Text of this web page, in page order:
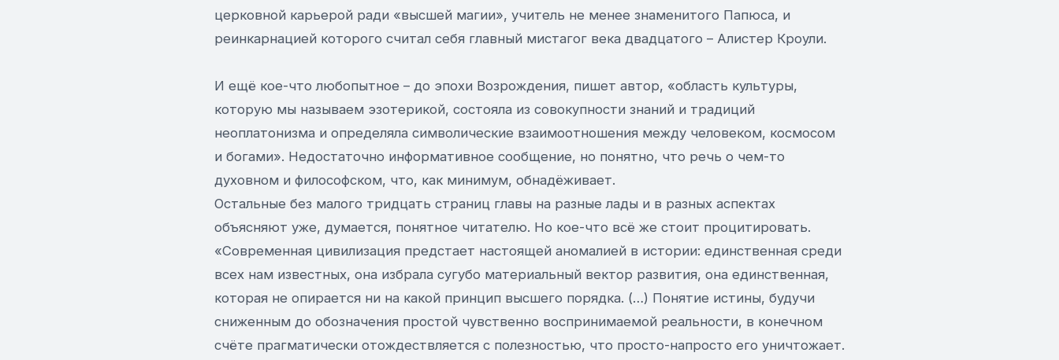
церковной карьерой ради «высшей магии», учитель не менее знаменитого Папюса, и
реинкарнацией которого считал себя главный мистагог века двадцатого – Алистер Кроули.
И ещё кое-что любопытное – до эпохи Возрождения, пишет автор, «область культуры,
которую мы называем эзотерикой, состояла из совокупности знаний и традиций
неоплатонизма и определяла символические взаимоотношения между человеком, космосом
и богами». Недостаточно информативное сообщение, но понятно, что речь о чем-то
духовном и философском, что, как минимум, обнадёживает.
Остальные без малого тридцать страниц главы на разные лады и в разных аспектах
объясняют уже, думается, понятное читателю. Но кое-что всё же стоит процитировать.
«Современная цивилизация предстает настоящей аномалией в истории: единственная среди
всех нам известных, она избрала сугубо материальный вектор развития, она единственная,
которая не опирается ни на какой принцип высшего порядка. (…) Понятие истины, будучи
сниженным до обозначения простой чувственно воспринимаемой реальности, в конечном
счёте прагматически отождествляется с полезностью, что просто-напросто его уничтожает.